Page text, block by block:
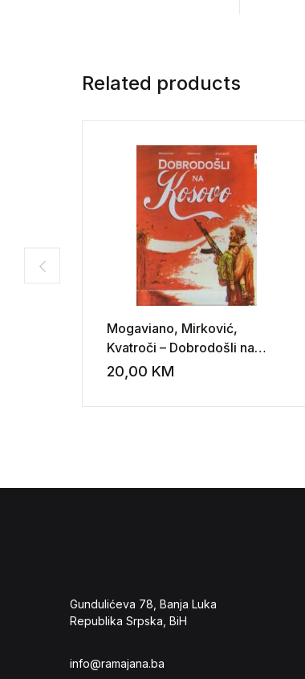
Related products
Mogaviano, Mirković,
Kvatroči – Dobrodošli na
Kosovo
20,00 KM
Gundulićeva 78, Banja Luka
Republika Srpska, BiH
info@ramajana.ba